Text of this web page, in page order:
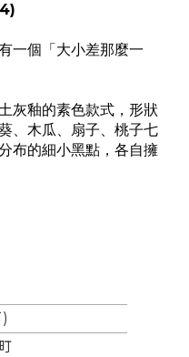
一個「大小差那麼一
灰釉的素色款式，形狀
、木瓜、扇子、桃子七
布的細小黑點，各自擁